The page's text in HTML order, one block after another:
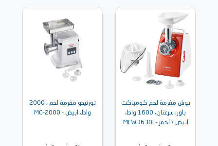
بوش مفرمة لحم كومباكت
باور، سرعتان، 1600 واط،
ابيض \ احمر - MFW3630I
تورنيدو مفرمة لحم ، 2000
واط، ابيض - MG-2000